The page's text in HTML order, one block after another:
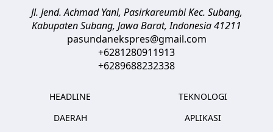
Jl. Jend. Achmad Yani, Pasirkareumbi Kec. Subang,
Kabupaten Subang, Jawa Barat,Indonesia41211
pasundanekspres@gmail.com
+6281280911913
+6289688232338
HEADLINE
DAERAH
TEKNOLOGI
APLIKASI